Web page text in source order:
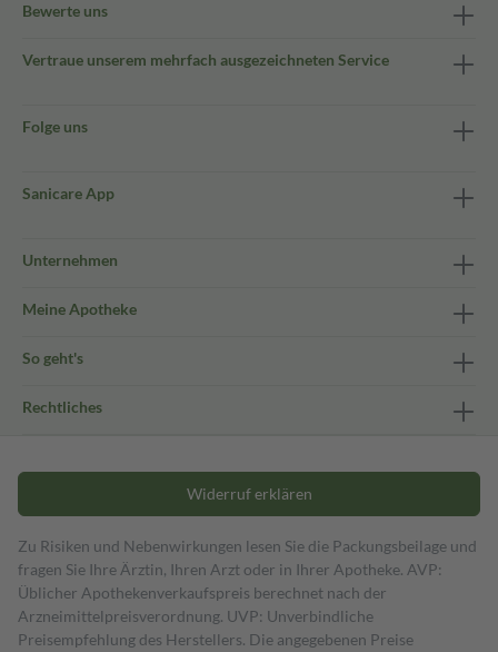
Bewerte uns
Vertraue unserem mehrfach ausgezeichneten Service
Folge uns
Sanicare App
Unternehmen
Meine Apotheke
So geht's
Rechtliches
Widerruf erklären
Zu Risiken und Nebenwirkungen lesen Sie die Packungsbeilage und
fragen Sie Ihre Ärztin, Ihren Arzt oder in Ihrer Apotheke. AVP:
Üblicher Apothekenverkaufspreis berechnet nach der
Arzneimittelpreisverordnung. UVP: Unverbindliche
Preisempfehlung des Herstellers. Die angegebenen Preise